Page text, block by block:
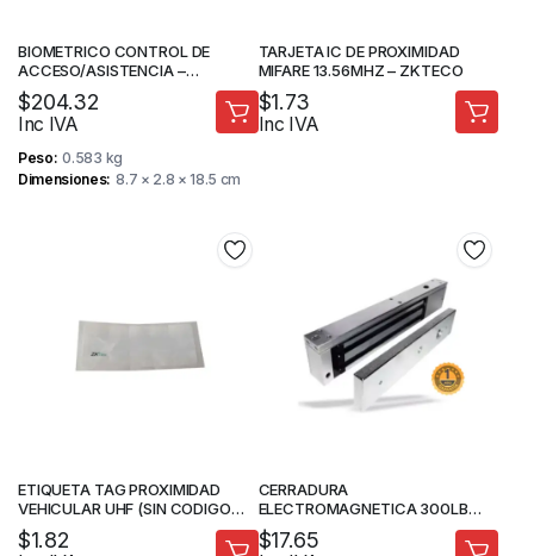
BIOMETRICO CONTROL DE
ACCESO/ASISTENCIA –
RECONOCIMIENTO FACIAL –
TARJETA – CÓDIGO –
PROTOCOLO DE
KINUTEK
$204.32
Inc IVA
Peso 0.583 kg
Dimensiones 8.7 × 2.8 × 18.5 cm
TARJETA IC DE PROXIMIDAD
MIFARE 13.56MHZ – ZKTECO
$1.73
Inc IVA
ETIQUETA TAG PROXIMIDAD
VEHICULAR UHF (SIN CODIGO
$1.82
CERRADURA
ELECTROMAGNETICA 300LB
KINUTEK KI-GY180
$17.65